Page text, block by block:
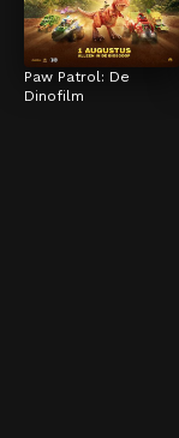
Paw Patrol: De
Dinofilm